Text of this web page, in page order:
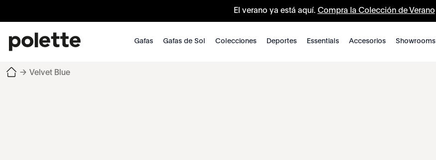
El verano ya está aquí. Compra la Colección de Verano
Gafas Gafas de Sol Colecciones Deportes Essentials Accesorios Showrooms
→ Velvet Blue